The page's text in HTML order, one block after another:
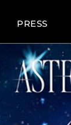
PRESS